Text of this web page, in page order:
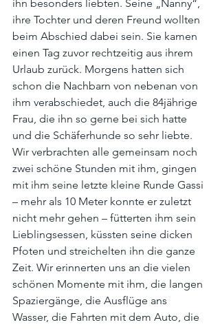
ihn besonders liebten. Seine „Nanny“,
ihre Tochter und deren Freund wollten
beim Abschied dabei sein. Sie kamen
einen Tag zuvor rechtzeitig aus ihrem
Urlaub zurück. Morgens hatten sich
schon die Nachbarn von nebenan von
ihm verabschiedet, auch die 84jährige
Frau, die ihn so gerne bei sich hatte
und die Schäferhunde so sehr liebte.
Wir verbrachten alle gemeinsam noch
zwei schöne Stunden mit ihm, gingen
mit ihm seine letzte kleine Runde Gassi
– mehr als 10 Meter konnte er zuletzt
nicht mehr gehen – fütterten ihm sein
Lieblingsessen, küssten seine dicken
Pfoten und streichelten ihn die ganze
Zeit. Wir erinnerten uns an die vielen
schönen Momente mit ihm, die langen
Spaziergänge, die Ausflüge ans
Wasser, die Fahrten mit dem Auto, die